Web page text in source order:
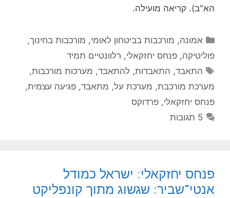
הא"ב). קריאה מועילה.
קטגוריות
אמונה, מורכבות בביטחון לאומי, מורכבות בחינוך,
פוליטיקה, פנחס יחזקאלי, רלוונטיים תמיד
תגיות
התאבד, התאבדות, להתאבד, מערכות מורכבות,
מערכת מורכבת, מערכת על, מתאבד, פגיעה עצמית,
פנחס יחזקאלי, פרדוקס
5 תגובות
פנחס יחזקאלי: ישראל כמודל
אנטי־שביר: שגשוג מתוך קונפליקט